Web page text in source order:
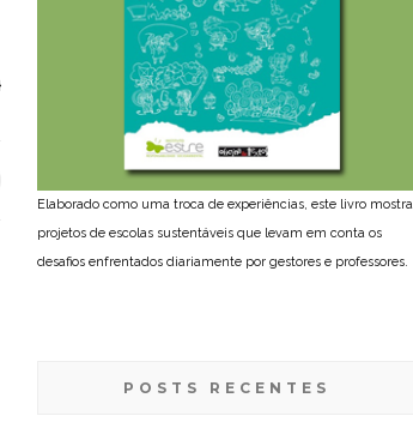
Elaborado como uma troca de experiências, este livro mostra
projetos de escolas sustentáveis que levam em conta os
desafios enfrentados diariamente por gestores e professores.
POSTS RECENTES